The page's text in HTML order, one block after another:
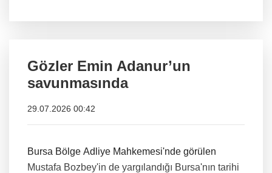
Gözler Emin Adanur’un
savunmasında
29.07.2026 00:42
Bursa Bölge Adliye Mahkemesi'nde görülen
Mustafa Bozbey'in de yargılandığı Bursa'nın tarihi